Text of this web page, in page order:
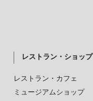
レストラン・ショップ
レストラン・カフェ
ミュージアムショップ